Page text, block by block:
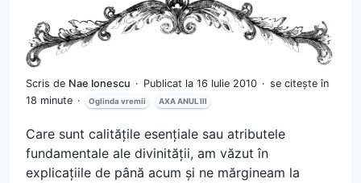
Scris de Nae Ionescu Publicat la 16 Iulie 2010
se citește în
18 minute
Oglinda vremii AXA ANUL III
Care sunt calitățile esențiale sau atributele
fundamentale ale divinității, am văzut în
explicațiile de până acum și ne mărgineam la